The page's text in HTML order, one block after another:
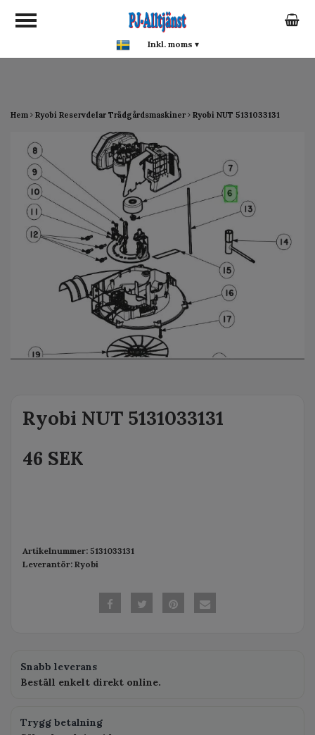
google-site-verification:
google0142a1f5f0015a93.html
Hem Ryobi Reservdelar Trädgårdsmaskiner Ryobi NUT 5131033131
Ryobi NUT 5131033131
46 SEK
Artikelnummer: 5131033131
Leverantör: Ryobi
Snabb leverans
Beställ enkelt direkt online.
Trygg betalning
Inkl. moms ▾